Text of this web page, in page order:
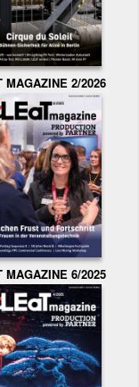
MAGAZINE 2/2026
MAGAZINE 6/2025